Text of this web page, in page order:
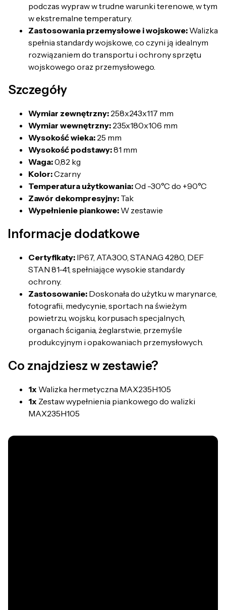
podczas wypraw w trudne warunki terenowe, w tym
w ekstremalne temperatury.
Zastosowania przemysłowe i wojskowe: Walizka
spełnia standardy wojskowe, co czyni ją idealnym
rozwiązaniem do transportu i ochrony sprzętu
wojskowego oraz przemysłowego.
Szczegóły
Wymiar zewnętrzny: 258x243x117 mm
Wymiar wewnętrzny: 235x180x106 mm
Wysokość wieka: 25 mm
Wysokość podstawy:81 mm
Waga:0,82 kg
Kolor:Czarny
Temperatura użytkowania:Od -30°C do +90°C
Zawór dekompresyjny: Tak
Wypełnienie piankowe: W zestawie
Informacje dodatkowe
Certyfikaty: IP67, ATA300, STANAG 4280, DEF
STAN 81-41, spełniające wysokie standardy
ochrony.
Zastosowanie: Doskonała do użytku w marynarce,
fotografii, medycynie, sportach na świeżym
powietrzu, wojsku, korpusach specjalnych,
organach ścigania, żeglarstwie, przemyśle
produkcyjnym i opakowaniach przemysłowych.
Co znajdziesz w zestawie?
1x Walizka hermetyczna MAX235H105
1x Zestaw wypełnienia piankowego do walizki
MAX235H105